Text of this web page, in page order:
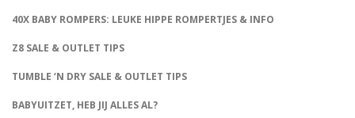
40X BABY ROMPERS: LEUKE HIPPE ROMPERTJES & INFO
Z8 SALE & OUTLET TIPS
TUMBLE ‘N DRY SALE & OUTLET TIPS
BABYUITZET, HEB JIJ ALLES AL?